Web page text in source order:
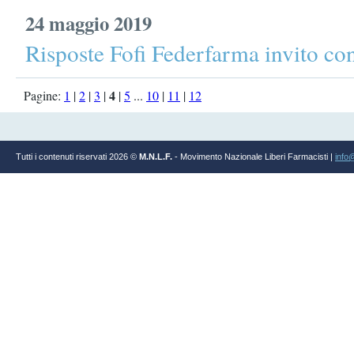
24 maggio 2019
Risposte Fofi Federfarma invito
Pagine: 1 |2 |3 |4 |5 ... 10 | 11 | 12
Tutti i contenuti riservati 2026 © M.N.L.F. - Movimento Nazionale Liberi Farmacisti |